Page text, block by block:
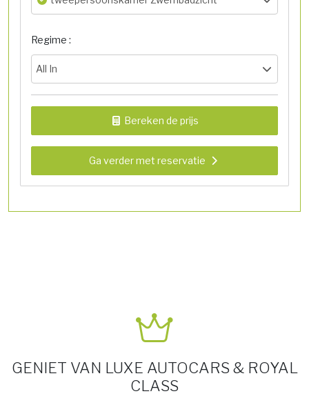
Regime :
All In
Bereken de prijs
Ga verder met reservatie
GENIET VAN LUXE AUTOCARS & ROYAL
CLASS